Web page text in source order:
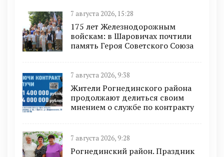
7 августа 2026, 15:28
175 лет Железнодорожным
войскам: в Шаровичах почтили
память Героя Советского Союза
7 августа 2026, 9:38
Жители Рогнединского района
продолжают делиться своим
мнением о службе по контракту
7 августа 2026, 9:28
Рогнединский район. Праздник